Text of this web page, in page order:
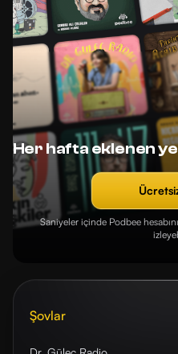
Her hafta eklenen
Saniyeler içinde Podbee
Şovlar